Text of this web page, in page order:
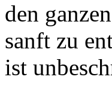
den
sanft zu
ist